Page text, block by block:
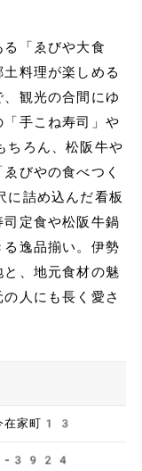
「ゑびや大食
料理が楽しめる
観光の合間にゆ
手こね寿司」や
ちろん、松阪牛や
びやの食べつく
詰め込んだ看板
定食や松阪牛鍋
逸品揃い。伊勢
、地元食材の魅
人にも長く愛さ
在家町13
3924